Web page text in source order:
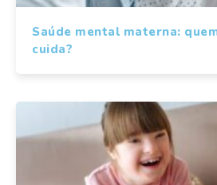
Saúde mental materna:
cuida?